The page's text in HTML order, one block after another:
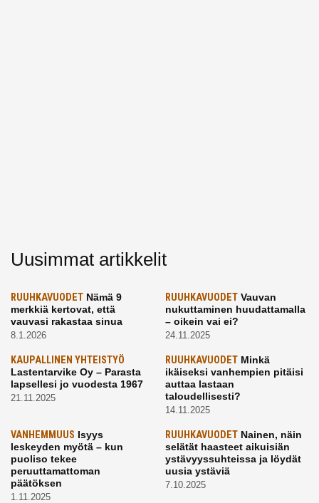
Uusimmat artikkelit
RUUHKAVUODET Nämä 9
merkkiä kertovat, että
vauvasi rakastaa sinua
8.1.2026
RUUHKAVUODETVauvan
nukuttaminen huudattamalla
– oikein vai ei?
24.11.2025
KAUPALLINEN YHTEISTYÖ
Lastentarvike Oy – Parasta
lapsellesi jo vuodesta 1967
21.11.2025
RUUHKAVUODETMinkä
ikäiseksi vanhempien pitäisi
auttaa lastaan
taloudellisesti?
14.11.2025
VANHEMMUUS Isyys
leskeyden myötä – kun
puoliso tekee
peruuttamattoman
päätöksen
1.11.2025
RUUHKAVUODETNainen, näin
selätät haasteet aikuisiän
ystävyyssuhteissa ja löydät
uusia ystäviä
7.10.2025